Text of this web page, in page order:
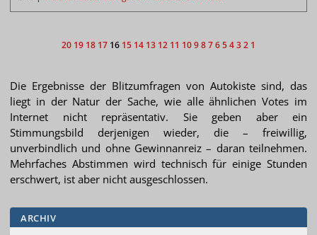
20 19 18 17 16 15 14 13 12 11 1098765432 1
Die Ergebnisse der Blitzumfragen von Autokiste sind, das
liegt in der Natur der Sache, wie alle ähnlichen Votes im
Internet nicht repräsentativ. Sie geben aber ein
Stimmungsbild derjenigen wieder, die – freiwillig,
unverbindlich und ohne Gewinnanreiz – daran teilnehmen.
Mehrfaches Abstimmen wird technisch für einige Stunden
erschwert, ist aber nicht ausgeschlossen.
ARCHIV